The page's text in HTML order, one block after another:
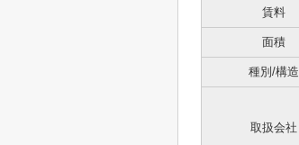
賃料
面積
種別/構造
取扱会社